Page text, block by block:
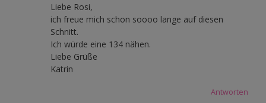
Liebe Rosi,
ich freue mich schon soooo lange auf diesen
Schnitt.
Ich würde eine 134 nähen.
Liebe Grüße
Katrin
Antworten